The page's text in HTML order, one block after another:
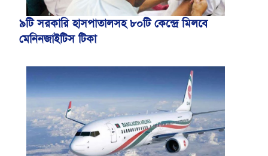
৯টি সরকারি হাসপাতালসহ ৮০টি কেন্দ্রে মিলবে
মেনিনজাইটিস টিকা